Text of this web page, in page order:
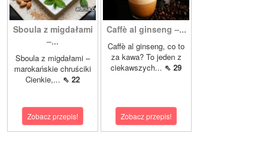
Sboula z migdałami
–...
Sboula z migdałami –
marokańskie chruściki
Cienkie,... ⇖ 22
Zobacz przepis!
Caffè al ginseng –...
Caffè al ginseng, co to
za kawa? To jeden z
ciekawszych... ⇖ 29
Zobacz przepis!